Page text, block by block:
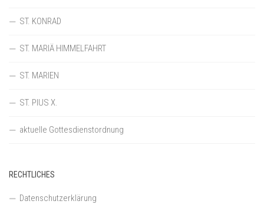
ST. KONRAD
ST. MARIÄ HIMMELFAHRT
ST. MARIEN
ST. PIUS X.
aktuelle Gottesdienstordnung
RECHTLICHES
Datenschutzerklärung